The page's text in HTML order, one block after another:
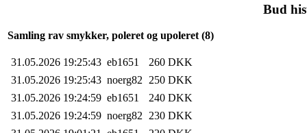
Bud
Samling rav smykker, poleret og upoleret (8)
31.05.2026 19:25:43 eb1651
260 DKK
31.05.2026 19:25:43 noerg82 250 DKK
31.05.2026 19:24:59 eb1651
240 DKK
31.05.2026 19:24:59 noerg82 230 DKK